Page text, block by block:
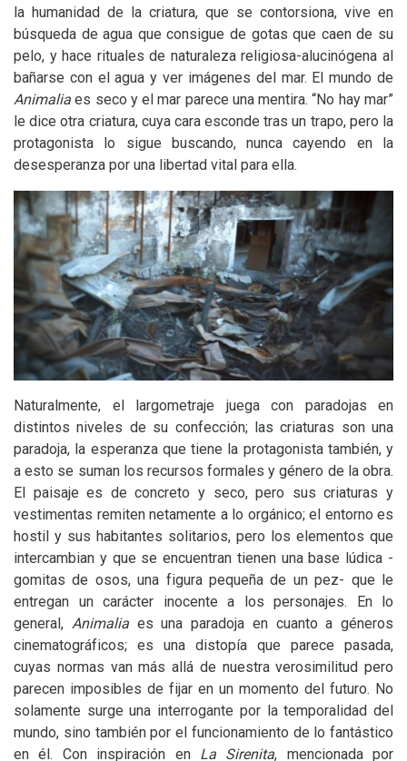
la humanidad de la criatura, que se contorsiona, vive en
búsqueda de agua que consigue de gotas que caen de su
pelo, y hace rituales de naturaleza religiosa-alucinógena al
bañarse con el agua y ver imágenes del mar. El mundo de
Animalia es seco y el mar parece una mentira. “No hay mar”
le dice otra criatura, cuya cara esconde tras un trapo, pero la
protagonista lo sigue buscando, nunca cayendo en la
desesperanza por una libertad vital para ella.
Naturalmente, el largometraje juega con paradojas en
distintos niveles de su confección; las criaturas son una
paradoja, la esperanza que tiene la protagonista también, y
a esto se suman los recursos formales y género de la obra.
El paisaje es de concreto y seco, pero sus criaturas y
vestimentas remiten netamente a lo orgánico; el entorno es
hostil y sus habitantes solitarios, pero los elementos que
intercambian y que se encuentran tienen una base lúdica -
gomitas de osos, una figura pequeña de un pez- que le
entregan un carácter inocente a los personajes. En lo
general, Animaliaes una paradoja en cuanto a géneros
cinematográficos; es una distopía que parece pasada,
cuyas normas van más allá de nuestra verosimilitud pero
parecen imposibles de fijar en un momento del futuro. No
solamente surge una interrogante por la temporalidad del
mundo, sino también por el funcionamiento de lo fantástico
en él. Con inspiración en La Sirenita, mencionada por